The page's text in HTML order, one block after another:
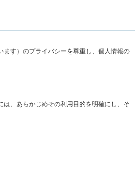
す）のプライバシーを尊重し、個人情報の
、あらかじめその利用目的を明確にし、そ